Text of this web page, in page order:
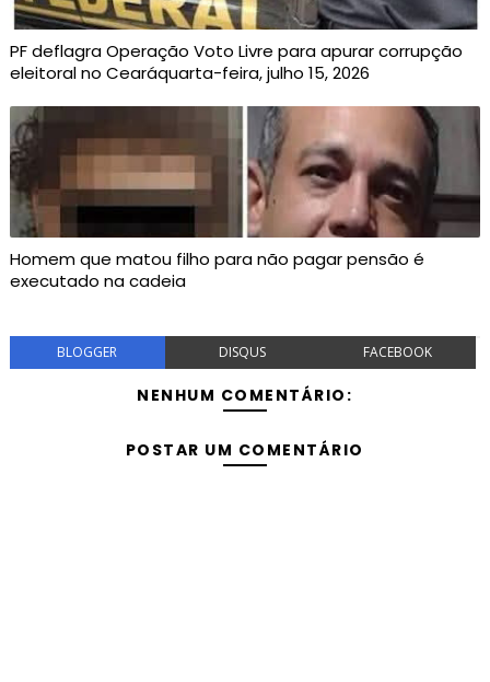
PF deflagra Operação Voto Livre para apurar corrupção
eleitoral no Cearáquarta-feira, julho 15, 2026
Homem que matou filho para não pagar pensão é
executado na cadeia
BLOGGER DISQUS FACEBOOK
NENHUM COMENTÁRIO:
POSTAR UM COMENTÁRIO